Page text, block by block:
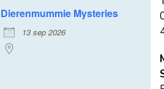
Dierenmummie Mysteries
13 sep 2026